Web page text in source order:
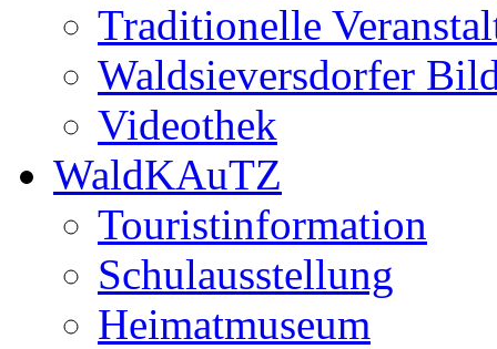
Traditionelle
Waldsieversdorfer
Videothek
WaldKAuTZ
Touristinformation
Schulausstellung
Heimatmuseum